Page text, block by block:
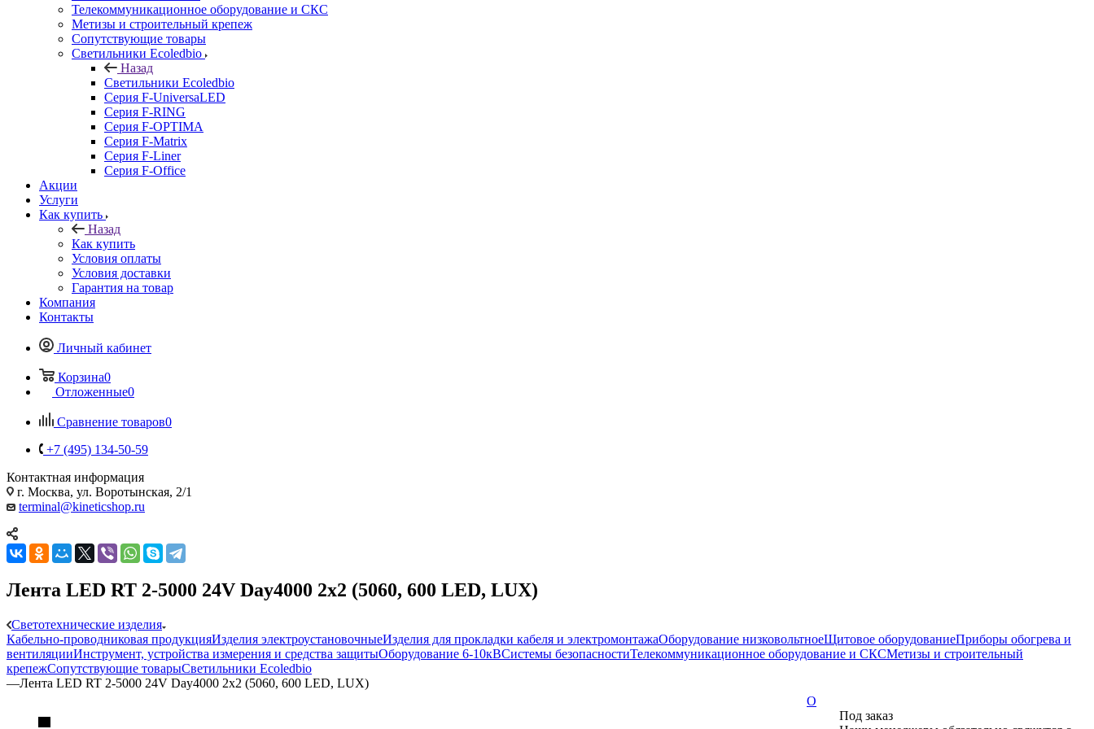
Телекоммуникационное оборудование и СКС
Метизы и строительный крепеж
Сопутствующие товары
Светильники Ecoledbio
Назад
Светильники Ecoledbio
Серия F-UniversaLED
Серия F-RING
Серия F-OPTIMA
Серия F-Matrix
Серия F-Liner
Серия F-Office
Акции
Услуги
Как купить
Назад
Как купить
Условия оплаты
Условия доставки
Гарантия на товар
Компания
Контакты
Личный кабинет
Корзина0
Отложенные0
Сравнение товаров0
+7 (495) 134-50-59
Контактная информация
г. Москва, ул. Воротынская, 2/1
terminal@kineticshop.ru
Лента LED RT 2-5000 24V Day4000 2x2 (5060, 600 LED, LUX)
Светотехнические изделия
Кабельно-проводниковая продукцияИзделия электроустановочныеИзделия для прокладки кабеля и электромонтажаОборудование низковольтноеЩитовое оборудованиеПриборы обогрева и
вентиляцииИнструмент, устройства измерения и средства защитыОборудование 6-10кВСистемы безопасностиТелекоммуникационное оборудование и СКСМетизы и строительный
крепежСопутствующие товарыСветильники Ecoledbio
—Лента LED RT 2-5000 24V Day4000 2x2 (5060, 600 LED, LUX)
Под заказ
О